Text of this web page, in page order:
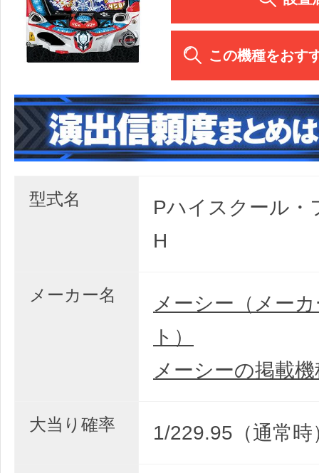
この機種をおす
型式名
Pハイスクール・
H
メーカー名
メーシー（メー
ト）
メーシーの掲載
大当り確率 1/229.95（通常時